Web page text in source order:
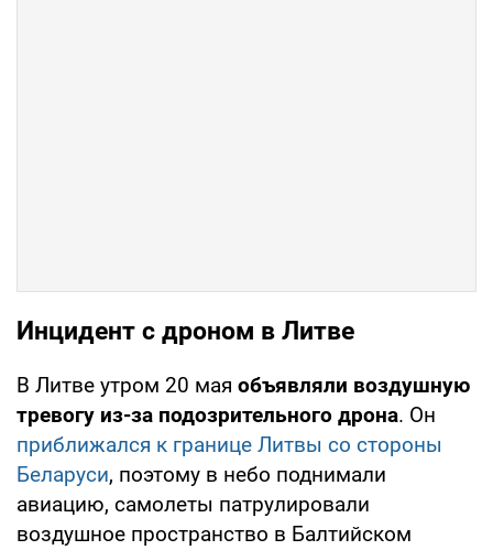
Инцидент с дроном в Литве
В Литве утром 20 мая объявляли воздушную
тревогу из-за подозрительного дрона. Он
приближался к границе Литвы со стороны
Беларуси, поэтому в небо поднимали
авиацию, самолеты патрулировали
воздушное пространство в Балтийском